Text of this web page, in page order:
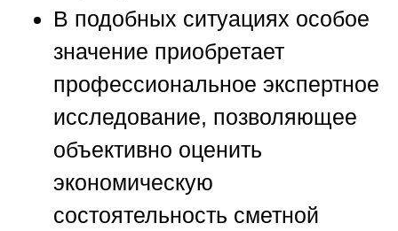
В подобных ситуациях особое
значение приобретает
профессиональное экспертное
исследование, позволяющее
объективно оценить
экономическую
состоятельность сметной